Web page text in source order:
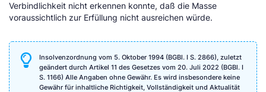
Verbindlichkeit nicht erkennen konnte, daß die Masse
voraussichtlich zur Erfüllung nicht ausreichen würde.
Insolvenzordnung vom 5. Oktober 1994 (BGBl. I S. 2866), zuletzt
geändert durch Artikel 11 des Gesetzes vom 20. Juli 2022 (BGBl. I
S. 1166) Alle Angaben ohne Gewähr. Es wird insbesondere keine
Gewähr für inhaltliche Richtigkeit, Vollständigkeit und Aktualität